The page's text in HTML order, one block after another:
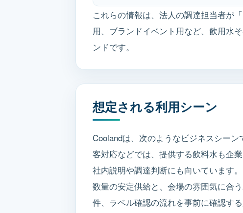
これらの情報は、法人の調達担当者が
用、ブランドイベント用など、飲用水
ンドです。
想定される利用シーン
Coolandは、次のようなビジネスシー
客対応などでは、提供する飲料水も企
社内説明や調達判断にも向いています
数量の安定供給と、会場の雰囲気に合
件、ラベル確認の流れを事前に確認す